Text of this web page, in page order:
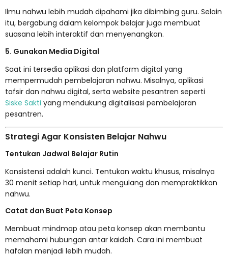
Ilmu nahwu lebih mudah dipahami jika dibimbing guru. Selain
itu, bergabung dalam kelompok belajar juga membuat
suasana lebih interaktif dan menyenangkan.
5. Gunakan Media Digital
Saat ini tersedia aplikasi dan platform digital yang
mempermudah pembelajaran nahwu. Misalnya, aplikasi
tafsir dan nahwu digital, serta website pesantren seperti
Siske Sakti yang mendukung digitalisasi pembelajaran
pesantren.
Strategi Agar Konsisten Belajar Nahwu
Tentukan Jadwal Belajar Rutin
Konsistensi adalah kunci. Tentukan waktu khusus, misalnya
30 menit setiap hari, untuk mengulang dan mempraktikkan
nahwu.
Catat dan Buat Peta Konsep
Membuat mindmap atau peta konsep akan membantu
memahami hubungan antar kaidah. Cara ini membuat
hafalan menjadi lebih mudah.